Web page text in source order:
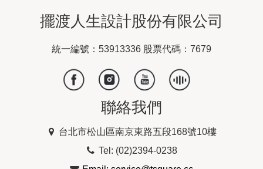
擺渡人生設計股份有限公司
統一編號：53913336 股票代碼：7679
聯絡我們
台北市松山區南京東路五段168號10樓
Tel: (02)2394-0238